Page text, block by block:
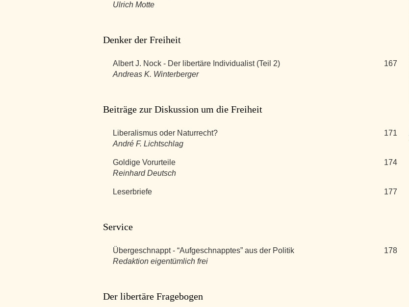
Ulrich Motte
Denker der Freiheit
Albert J. Nock - Der libertäre Individualist (Teil 2)
Andreas K. Winterberger
167
Beiträge zur Diskussion um die Freiheit
Liberalismus oder Naturrecht?
André F. Lichtschlag
171
Goldige Vorurteile
Reinhard Deutsch
174
Leserbriefe 177
Service
Übergeschnappt - “Aufgeschnapptes” aus der Politik
Redaktion eigentümlich frei
178
Der libertäre Fragebogen